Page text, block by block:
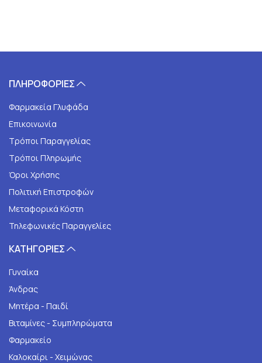
ΠΛΗΡΟΦΟΡΙΕΣ
Φαρμακεία Γλυφάδα
Επικοινωνία
Τρόποι Παραγγελίας
Τρόποι Πληρωμής
Όροι Χρήσης
Πολιτική Επιστροφών
Μεταφορικά Κόστη
Τηλεφωνικές Παραγγελίες
ΚΑΤΗΓΟΡΙΕΣ
Γυναίκα
Άνδρας
Μητέρα - Παιδί
Βιταμίνες - Συμπληρώματα
Φαρμακείο
Καλοκαίρι - Χειμώνας